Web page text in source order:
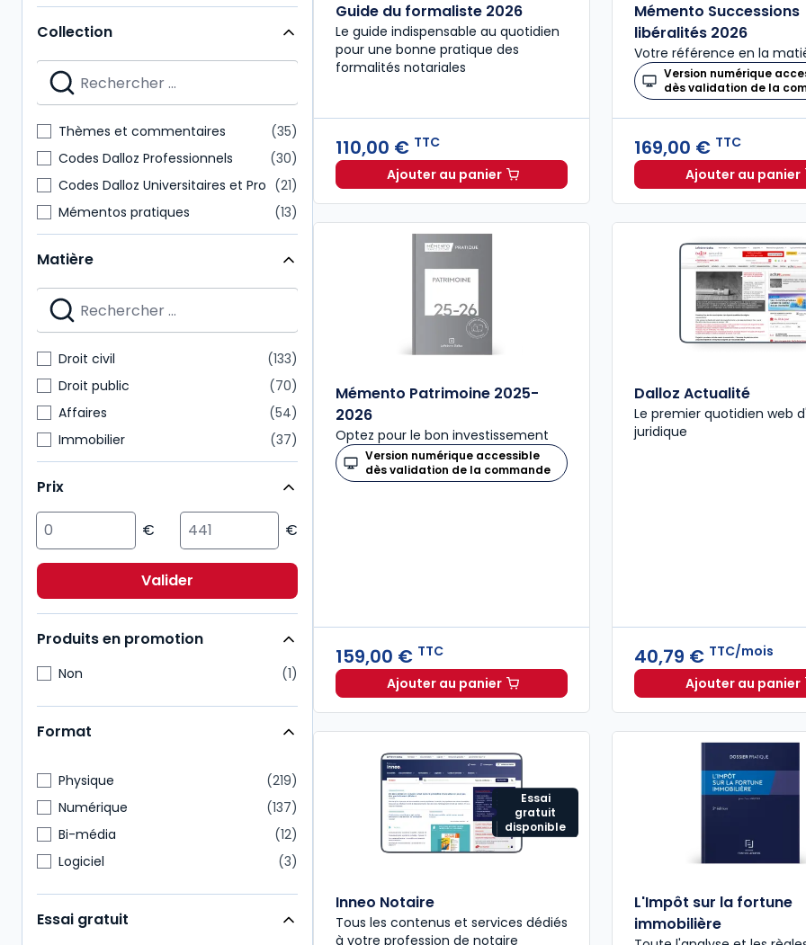
Collection
Thèmes et commentaires
35
Codes Dalloz Professionnels
30
Codes Dalloz Universitaires et Pro
21
Mémentos pratiques
13
Dalloz Action
11
Précis
11
Grands arrêts
9
Cours
Matière
Droit civil
133
Droit public
70
Affaires
54
Immobilier
37
Fiscal
34
Multimatières
34
International
28
Patrimoine
25
Social
20
Prix
Valider
Produits en promotion
Non 1
Format
Physique
219
Numérique
137
Bi-média
12
Logiciel
3
Essai gratuit
Guide du formaliste 2026
Le guide indispensable au quotidien
pour une bonne pratique des
formalités notariales
110,00 € TTC
Ajouter au panierGuide du formaliste 2026 à 110,00 € TTC
Mémento Successions
libéralités 2026
Votre référence en la
Version numérique
dès validation de la
169,00 € TTC
Ajouter au panier
Mémento Patrimoine 2025-
2026
Optez pour le bon investissement
Version numérique accessible
dès validation de la commande
159,00 € TTC
Ajouter au panierMémento Patrimoine 2025-2026 à 159,00 € TTC
Dalloz Actualité
Le premier quotidien web
juridique
40,79 € TTC/mois
Ajouter au panier
Dalloz
Essai
gratuit
disponible
Inneo Notaire
Tous les contenus et services dédiés
à votre profession de notaire
L'Impôt sur la fortune
immobilière